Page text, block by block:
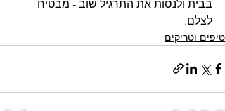
בבית ולנסות את התרגיל שוב - מבטיח
לצלם.
טיפים וטריקים